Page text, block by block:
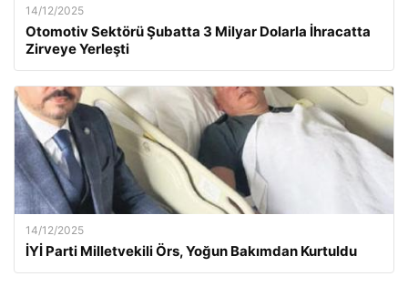
14/12/2025
Otomotiv Sektörü Şubatta 3 Milyar Dolarla İhracatta
Zirveye Yerleşti
14/12/2025
İYİ Parti Milletvekili Örs, Yoğun Bakımdan Kurtuldu